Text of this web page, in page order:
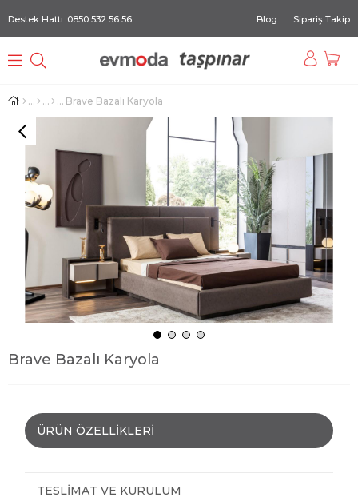
Destek Hattı: 0850 532 56 56 Blog Sipariş Takip
Brave Bazalı Karyola
Brave Bazalı Karyola
ÜRÜN ÖZELLIKLERI
TESLIMAT VE KURULUM